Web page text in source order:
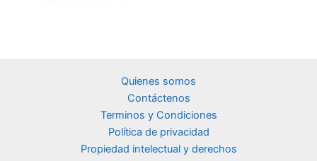
Quienes somos
Contáctenos
Terminos y Condiciones
Política de privacidad
Propiedad intelectual y derechos